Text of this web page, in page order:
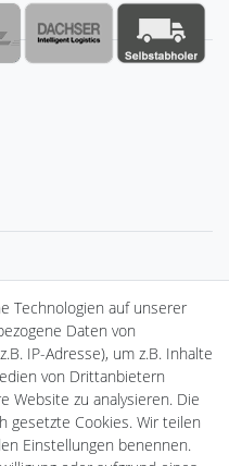
Technologien auf unserer
Daten von
IP-Adresse), um z.B. Inhalte
von Drittanbietern
Website zu analysieren. Die
gesetzte Cookies. Wir teilen
Einstellungen benennen.